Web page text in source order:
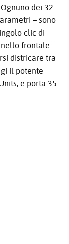
dei 32
– sono
clic di
frontale
districare tra
il potente
e porta 35